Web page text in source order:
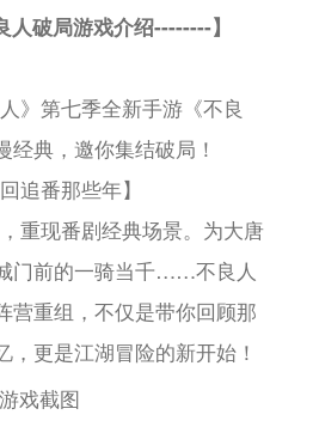
人破局游戏介绍--------】
》第七季全新手游《不良
经典，邀你集结破局！
追番那些年】
重现番剧经典场景。为大唐
门前的一骑当千……不良人
营重组，不仅是带你回顾那
更是江湖冒险的新开始！